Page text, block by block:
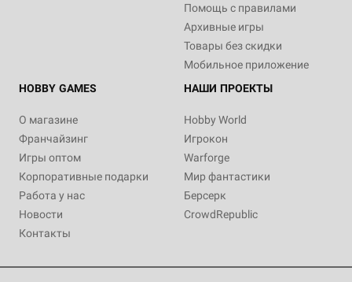
Помощь с правилами
Архивные игры
Товары без скидки
Мобильное приложение
HOBBY GAMES
О магазине
Франчайзинг
Игры оптом
Корпоративные подарки
Работа у нас
Новости
Контакты
НАШИ ПРОЕКТЫ
Hobby World
Игрокон
Warforge
Мир фантастики
Берсерк
CrowdRepublic